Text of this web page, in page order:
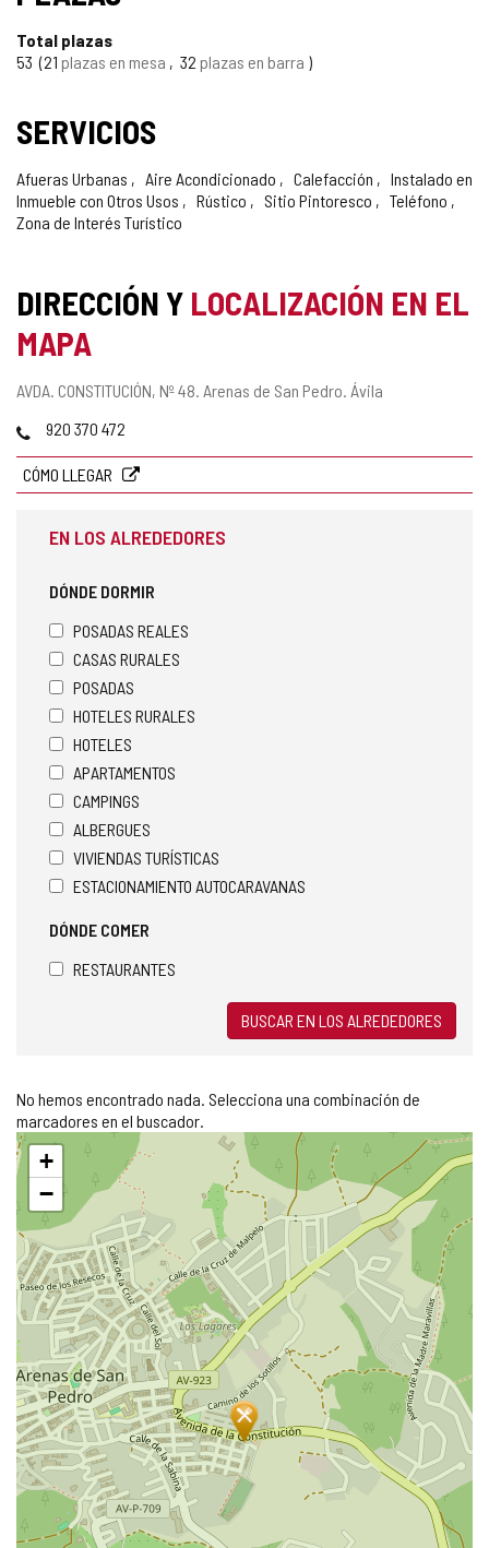
Total plazas
53 21 plazas en mesa 32 plazas en barra
SERVICIOS
Afueras Urbanas Aire Acondicionado Calefacción
Instalado en
Inmueble con Otros Usos
Rústico Sitio Pintoresco
Teléfono
Zona de Interés Turístico
DIRECCIÓN Y LOCALIZACIÓN EN EL
MAPA
Dirección
AVDA. CONSTITUCIÓN, Nº 48. Arenas de San Pedro. Ávila
Teléfonos
920 370 472
CÓMO LLEGAR
EN LOS ALREDEDORES
DÓNDE DORMIR
POSADAS REALES
CASAS RURALES
POSADAS
HOTELES RURALES
HOTELES
APARTAMENTOS
CAMPINGS
ALBERGUES
VIVIENDAS TURÍSTICAS
ESTACIONAMIENTO AUTOCARAVANAS
DÓNDE COMER
RESTAURANTES
BUSCAR EN LOS ALREDEDORES
No hemos encontrado nada. Selecciona una combinación de
marcadores en el buscador.
Saltar
mapa
+
−